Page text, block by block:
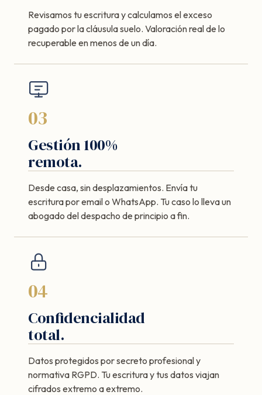
Revisamos tu escritura y calculamos el exceso
pagado por la cláusula suelo. Valoración real de lo
recuperable en menos de un día.
03
Gestión 100%
remota.
Desde casa, sin desplazamientos. Envía tu
escritura por email o WhatsApp. Tu caso lo lleva un
abogado del despacho de principio a fin.
04
Confidencialidad
total.
Datos protegidos por secreto profesional y
normativa RGPD. Tu escritura y tus datos viajan
cifrados extremo a extremo.